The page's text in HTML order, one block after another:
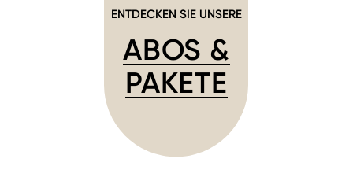
ENTDECKEN SIE UNSERE
ABOS &
PAKETE